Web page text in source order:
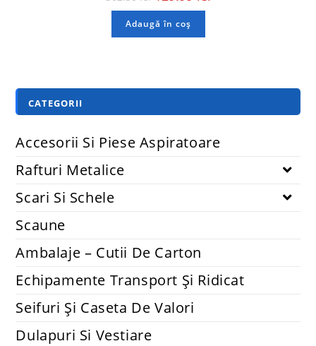
Adaugă în coș
CATEGORII
Accesorii Si Piese Aspiratoare
Rafturi Metalice
Scari Si Schele
Scaune
Ambalaje – Cutii De Carton
Echipamente Transport Și Ridicat
Seifuri Și Caseta De Valori
Dulapuri Si Vestiare